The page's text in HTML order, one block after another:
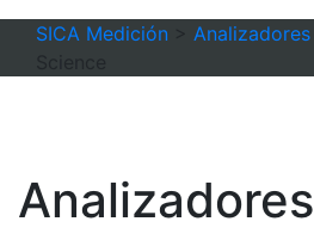
SICA Medición
Analizadores
Analizadores